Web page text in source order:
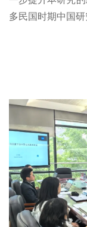
多民国时期中国研